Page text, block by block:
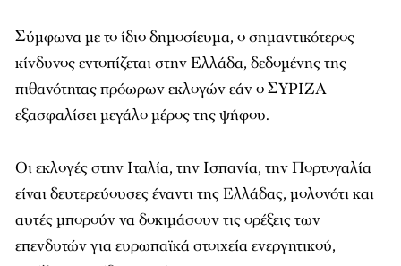
Σύμφωνα με το ίδιο δημοσίευμα, ο σημαντικότερος
κίνδυνος εντοπίζεται στην Ελλάδα, δεδομένης της
πιθανότητας πρόωρων εκλογών εάν ο ΣΥΡΙΖΑ
εξασφαλίσει μεγάλο μέρος της ψήφου.
Οι εκλογές στην Ιταλία, την Ισπανία, την Πορτογαλία
είναι δευτερεύουσες έναντι της Ελλάδας, μολονότι και
αυτές μπορούν να δοκιμάσουν τις ορέξεις των
επενδυτών για ευρωπαϊκά στοιχεία ενεργητικού,